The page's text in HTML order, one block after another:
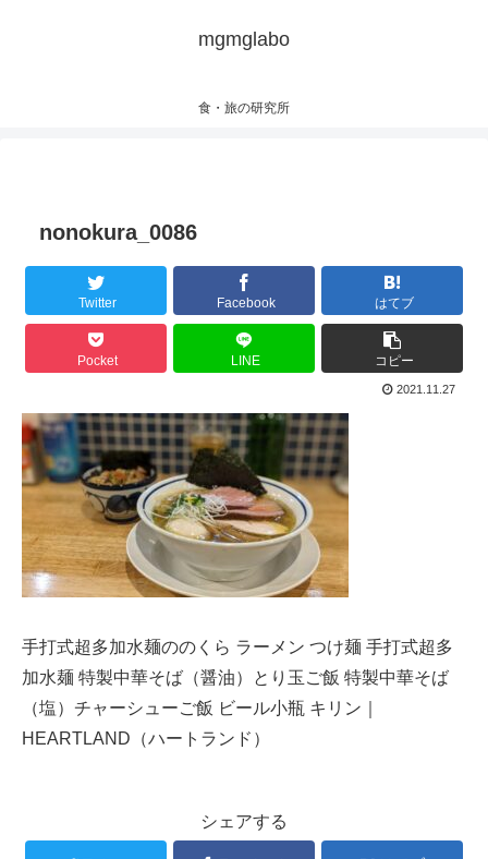
mgmglabo
食・旅の研究所
nonokura_0086
Twitter Facebook はてブ
Pocket LINE コピー
2021.11.27
手打式超多加水麺ののくら ラーメン つけ麺 手打式超多
加水麺 特製中華そば（醤油）とり玉ご飯 特製中華そば
（塩）チャーシューご飯 ビール小瓶 キリン｜
HEARTLAND（ハートランド）
シェアする